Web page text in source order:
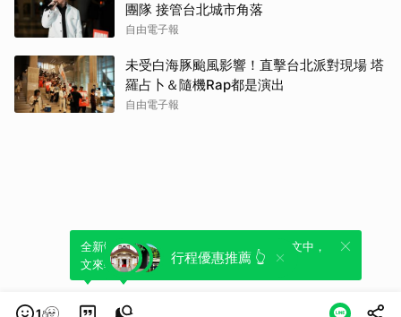
團隊 接管台北城市角落
自由電子報
未受白海豚颱風影響！直擊台北派對現場 塔
羅占卜＆隨機Rap都是演出
自由電子報
行程優惠推薦 👆
1
全新體驗！一鍵引用此內容，透過發布貼
文來輕鬆表達個人立場。
可以轉發或引用此內容至自己的貼文中，
來發表您的評論或觀點。